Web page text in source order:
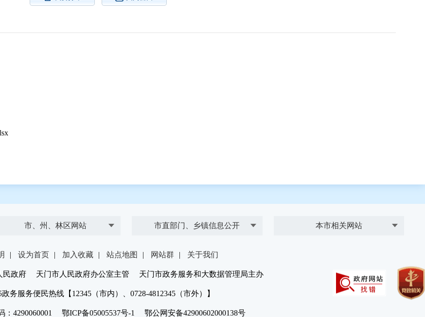
市、州、林区网站 市直部门、乡镇信息公开 本市相关网站
| 设为首页 | 加入收藏 | 站点地图 | 网站群 | 关于我们
民政府 天门市人民政府办公室主管 天门市政务服务和大数据管理局主办
政务服务便民热线【12345（市内）、0728-4812345（市外）】
：4290060001 鄂ICP备05005537号-1 鄂公网安备42900602000138号